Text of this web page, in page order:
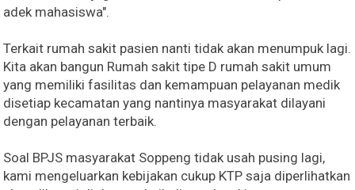
adek mahasiswa".
Terkait rumah sakit pasien nanti tidak akan menumpuk lagi.
Kita akan bangun Rumah sakit tipe D rumah sakit umum
yang memiliki fasilitas dan kemampuan pelayanan medik
disetiap kecamatan yang nantinya masyarakat dilayani
dengan pelayanan terbaik.
Soal BPJS masyarakat Soppeng tidak usah pusing lagi,
kami mengeluarkan kebijakan cukup KTP saja diperlihatkan